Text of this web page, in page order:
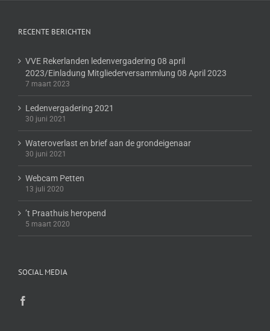
RECENTE BERICHTEN
VVE Rekerlanden ledenvergadering 08 april
2023/Einladung Mitgliederversammlung 08 April 2023
7 maart 2023
Ledenvergadering 2021
30 juni 2021
Wateroverlast en brief aan de grondeigenaar
30 juni 2021
Webcam Petten
13 juli 2020
’t Praathuis heropend
5 maart 2020
SOCIAL MEDIA